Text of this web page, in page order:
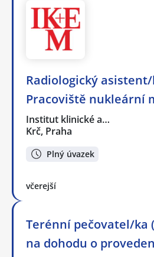
Radiologický asistent/
Pracoviště nukleární
Institut klinické a…
Krč, Praha
Plný úvazek
včerejší
Terénní pečovatel/ka
na dohodu o